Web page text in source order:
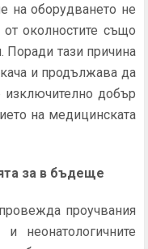
на оборудването не
околностите също
Поради тази причина
и продължава да
добър
на медицинската
за в бъдеще
проучвания
неонатологичните